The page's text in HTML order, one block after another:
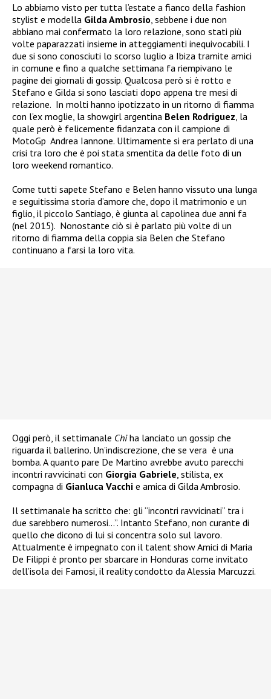
Lo abbiamo visto per tutta l’estate a fianco della fashion
stylist e modella Gilda Ambrosio , sebbene i due non
abbiano mai confermato la loro relazione, sono stati più
volte paparazzati insieme in atteggiamenti inequivocabili. I
due si sono conosciuti lo scorso luglio a Ibiza tramite amici
in comune e fino a qualche settimana fa riempivano le
pagine dei giornali di gossip. Qualcosa però si è rotto e
Stefano e Gilda si sono lasciati dopo appena tre mesi di
relazione. In molti hanno ipotizzato in un ritorno di fiamma
con l’ex moglie, la showgirl argentina Belen Rodriguez , la
quale però è felicemente fidanzata con il campione di
MotoGp Andrea Iannone. Ultimamente si era perlato di una
crisi tra loro che è poi stata smentita da delle foto di un
loro weekend romantico.
Come tutti sapete Stefano e Belen hanno vissuto una lunga
e seguitissima storia d’amore che, dopo il matrimonio e un
figlio, il piccolo Santiago, è giunta al capolinea due anni fa
(nel 2015). Nonostante ciò si è parlato più volte di un
ritorno di fiamma della coppia sia Belen che Stefano
continuano a farsi la loro vita.
Oggi però, il settimanale Chiha lanciato un gossip che
riguarda il ballerino. Un’indiscrezione, che se vera è una
bomba. A quanto pare De Martino avrebbe avuto parecchi
incontri ravvicinati con Giorgia Gabriele , stilista, ex
compagna di Gianluca Vacchi e amica di Gilda Ambrosio.
Il settimanale ha scritto che: gli “incontri ravvicinati” tra i
due sarebbero numerosi…”. Intanto Stefano, non curante di
quello che dicono di lui si concentra solo sul lavoro.
Attualmente è impegnato con il talent show Amici di Maria
De Filippi è pronto per sbarcare in Honduras come invitato
dell’isola dei Famosi, il reality condotto da Alessia Marcuzzi.